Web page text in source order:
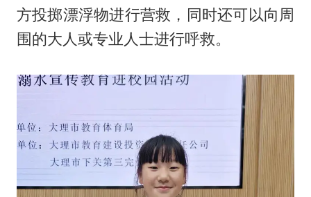
方投掷漂浮物进行营救，同时还可以向周
围的大人或专业人士进行呼救。